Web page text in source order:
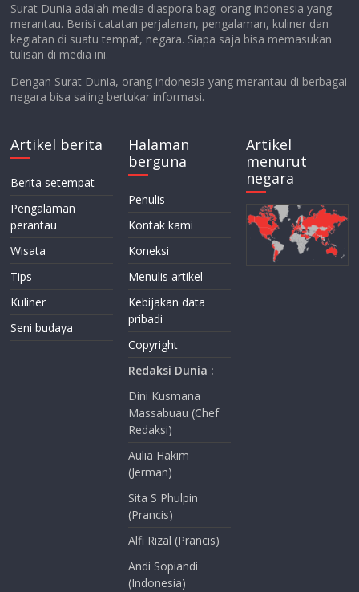
Surat Dunia adalah media diaspora bagi orang indonesia yang
merantau. Berisi catatan perjalanan, pengalaman, kuliner dan
kegiatan di suatu tempat, negara. Siapa saja bisa memasukan
tulisan di media ini.
Dengan Surat Dunia, orang indonesia yang merantau di berbagai
negara bisa saling bertukar informasi.
Artikel berita
Berita setempat
Pengalaman
perantau
Wisata
Tips
Kuliner
Seni budaya
Halaman
berguna
Penulis
Kontak kami
Koneksi
Menulis artikel
Kebijakan data
pribadi
Copyright
Redaksi Dunia :
Dini Kusmana
Massabuau (Chef
Redaksi)
Aulia Hakim
(Jerman)
Sita S Phulpin
(Prancis)
Alfi Rizal (Prancis)
Andi Sopiandi
(Indonesia)
Artikel
menurut
negara